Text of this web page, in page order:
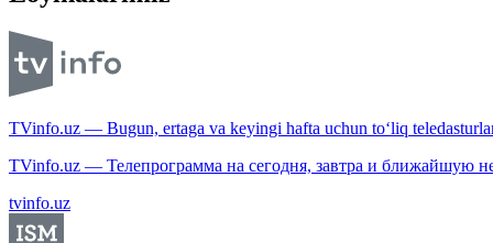
TVinfo.uz — Bugun, ertaga va keyingi hafta uchun to‘liq
TVinfo.uz — Телепрограмма на сегодня, завтра и ближайшую
tvinfo.uz